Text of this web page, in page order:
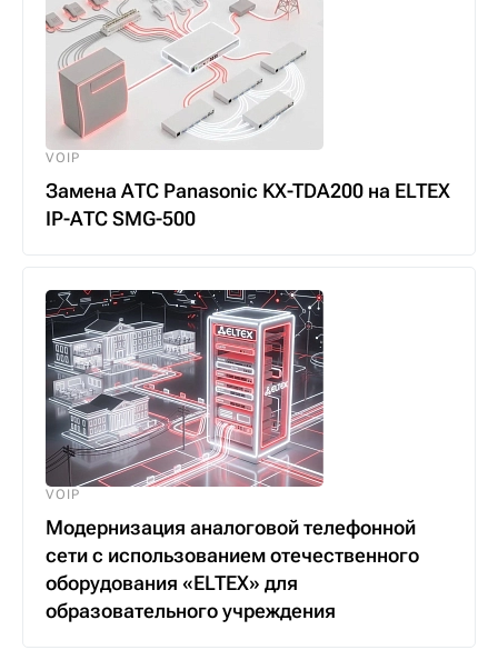
VOIP
Замена АТС Panasonic KX-TDA200 на ELTEX
IP-АТС SMG-500
VOIP
Модернизация аналоговой телефонной
сети с использованием отечественного
оборудования «ELTEX» для
образовательного учреждения